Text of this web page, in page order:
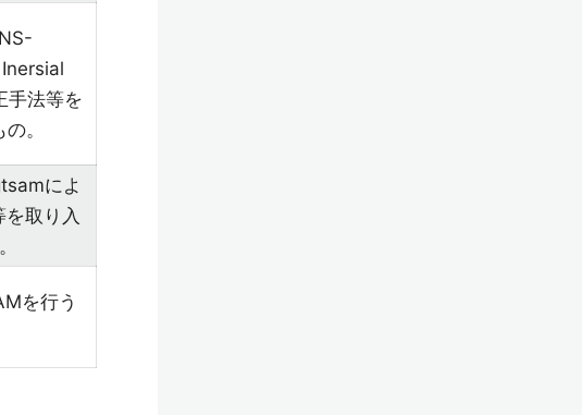
手法等を
。
によ
取り入
を行う